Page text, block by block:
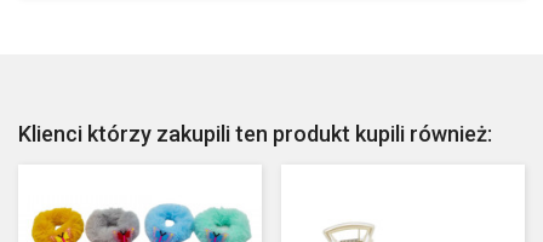
Klienci którzy zakupili ten produkt kupili również: